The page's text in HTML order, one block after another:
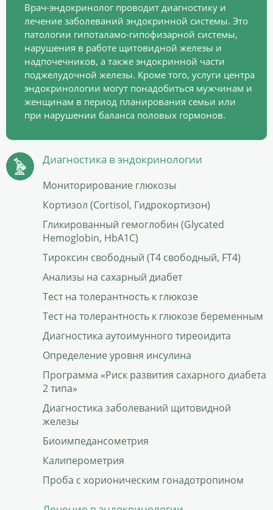
Врач-эндокринолог проводит диагностику и
лечение заболеваний эндокринной системы. Это
патологии гипоталамо-гипофизарной системы,
нарушения в работе щитовидной железы и
надпочечников, а также эндокринной части
поджелудочной железы. Кроме того, услуги центра
эндокринологии могут понадобиться мужчинам и
женщинам в период планирования семьи или
при нарушении баланса половых гормонов.
Диагностика в эндокринологии
Мониторирование глюкозы
Кортизол (Cortisol, Гидрокортизон)
Гликированный гемоглобин (Glycated
Hemoglobin, HbA1С)
Тироксин свободный (Т4 свободный, FT4)
Анализы на сахарный диабет
Тест на толерантность к глюкозе
Тест на толерантность к глюкозе беременным
Диагностика аутоимунного тиреоидита
Определение уровня инсулина
Программа «Риск развития сахарного диабета
2 типа»
Диагностика заболеваний щитовидной
железы
Биоимпедансометрия
Калиперометрия
Проба с хорионическим гонадотропином